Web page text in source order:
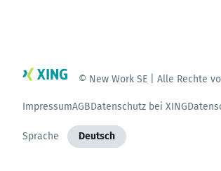
© New Work SE | Alle Rechte
ImpressumAGBDatenschutz bei XING
Sprache Deutsch